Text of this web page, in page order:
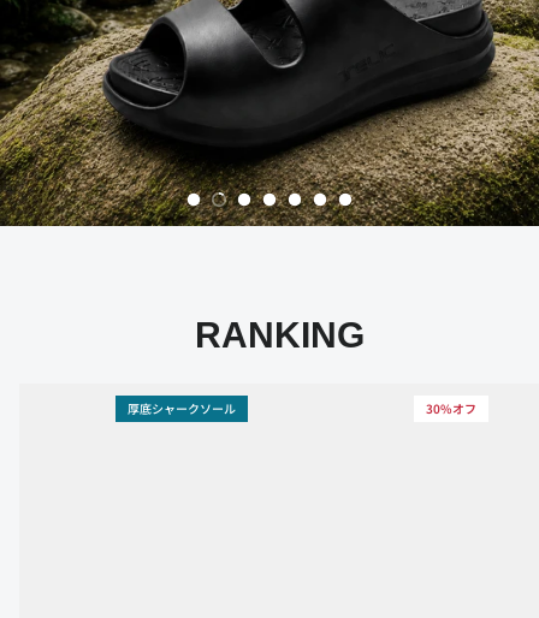
すべてのリカバリーサンダル
すべてのリカバリーシューズ
ANKLE STRAP
Comfy Sabot
Z-STRAP
FLIPFLOP
ULTRASOFT
W-BUCKLE2
RANKING
厚底シャークソール 30%オフ